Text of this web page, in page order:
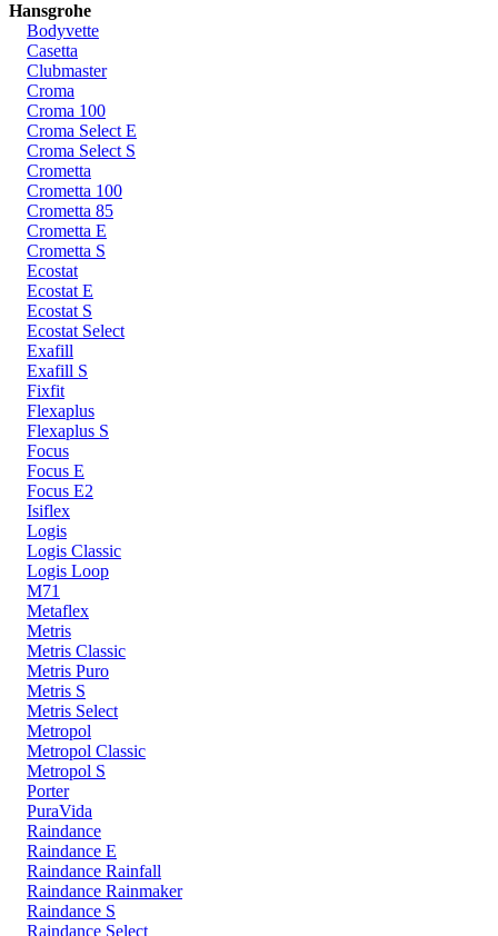
Hansgrohe
Bodyvette
Casetta
Clubmaster
Croma
Croma 100
Croma Select E
Croma Select S
Crometta
Crometta 100
Crometta 85
Crometta E
Crometta S
Ecostat
Ecostat E
Ecostat S
Ecostat Select
Exafill
Exafill S
Fixfit
Flexaplus
Flexaplus S
Focus
Focus E
Focus E2
Isiflex
Logis
Logis Classic
Logis Loop
M71
Metaflex
Metris
Metris Classic
Metris Puro
Metris S
Metris Select
Metropol
Metropol Classic
Metropol S
Porter
PuraVida
Raindance
Raindance E
Raindance Rainfall
Raindance Rainmaker
Raindance S
Raindance Select